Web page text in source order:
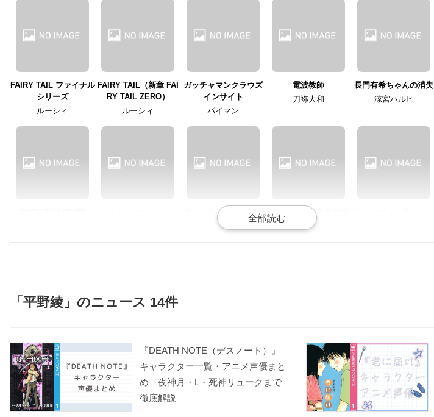
FAIRY TAIL ファイナル
シリーズ
ルーシィ
FAIRY TAIL（新章 FAI
RY TAIL ZERO）
ルーシィ
ガッチャマンクラウズ
インサイト
パイマン
電波教師
刀袮大和
長門有希ちゃんの消失
涼宮ハルヒ
ウィッチクラフトワー
クス
ガッチャマンクラウズ
パイマン
京介- ：絶対可憐チルド
レン
明石薫/遊佐浩二（少年
時代）
アリサ
デコッ!
ガーネット
沙夜
沙夜
「平野綾」のニュース 14件
『DEATH NOTE（デスノート）』
キャラクター一覧・アニメ声優まと
め 夜神月・L・死神リュークまで
徹底解説